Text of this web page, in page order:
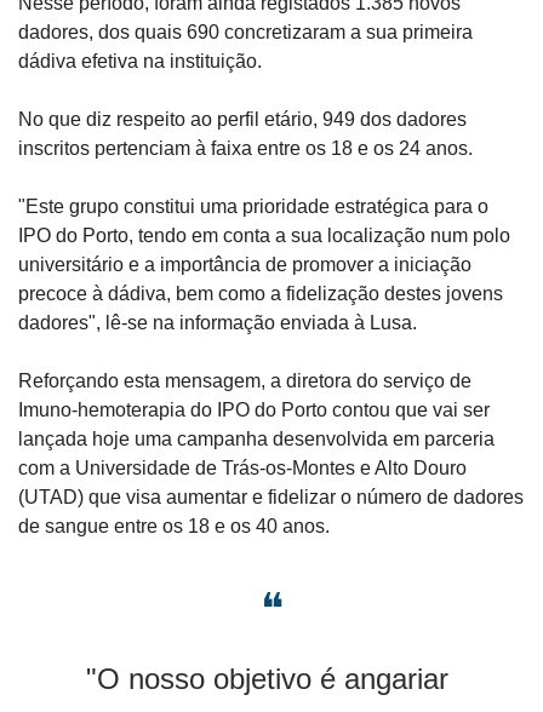
dadores, dos quais 690 concretizaram a sua primeira
dádiva efetiva na instituição.
No que diz respeito ao perfil etário, 949 dos dadores
inscritos pertenciam à faixa entre os 18 e os 24 anos.
"Este grupo constitui uma prioridade estratégica para o
IPO do Porto, tendo em conta a sua localização num polo
universitário e a importância de promover a iniciação
precoce à dádiva, bem como a fidelização destes jovens
dadores", lê-se na informação enviada à Lusa.
Reforçando esta mensagem, a diretora do serviço de
Imuno-hemoterapia do IPO do Porto contou que vai ser
lançada hoje uma campanha desenvolvida em parceria
com a Universidade de Trás-os-Montes e Alto Douro
(UTAD) que visa aumentar e fidelizar o número de dadores
de sangue entre os 18 e os 40 anos.
❝
"O nosso objetivo é angariar